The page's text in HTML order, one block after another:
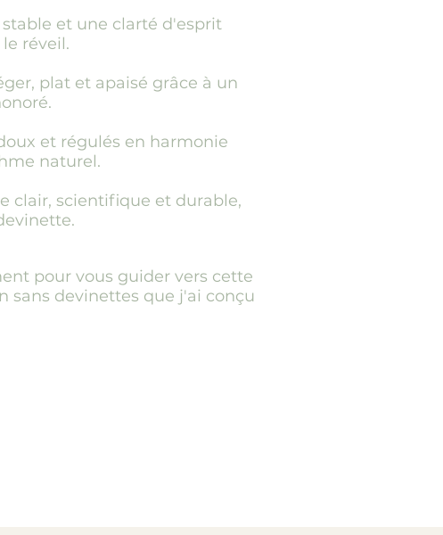
stable et une clarté d'esprit
réveil.
plat et apaisé grâce à un
et régulés en harmonie
naturel.
clair, scientifique et durable,
pour vous guider vers cette
sans devinettes que j'ai conçu